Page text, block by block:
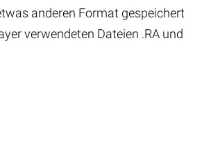
anderen Format gespeichert
verwendeten Dateien .RA und